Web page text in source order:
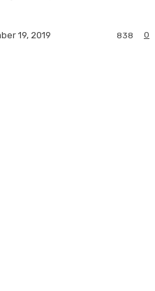
19, 2019 0
838